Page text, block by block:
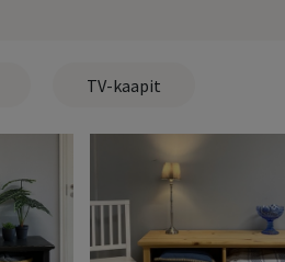
TV-kaapit